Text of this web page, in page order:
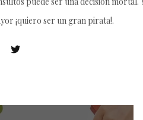
¡quiero ser un gran pirata!.